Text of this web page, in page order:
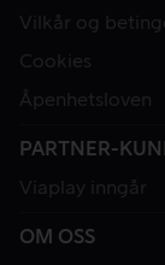
Vilkår og
Cookies
Åpenhetsloven
PARTNER-
Viaplay inngår
OM OSS